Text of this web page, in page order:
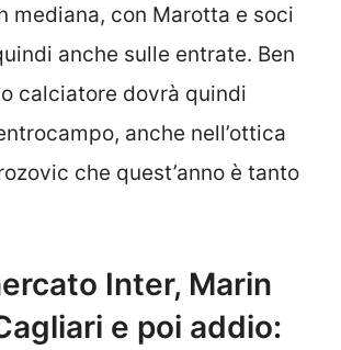
mediana, con Marotta e soci
anche sulle entrate. Ben
calciatore dovrà quindi
anche nell’ottica
che quest’anno è tanto
Inter, Marin
e poi addio: